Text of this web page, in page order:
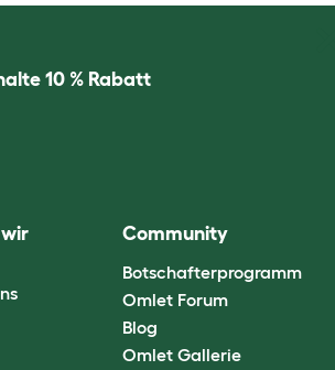
10 % Rabatt
Community
Botschafterprogramm
Omlet Forum
Blog
Omlet Gallerie